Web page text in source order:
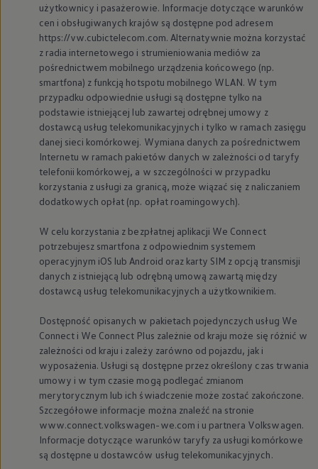
użytkownicy i pasażerowie. Informacje dotyczące warunków
cen i obsługiwanych krajów są dostępne pod adresem
https://vw.cubictelecom.com. Alternatywnie można korzystać
z radia internetowego i strumieniowania mediów za
pośrednictwem mobilnego urządzenia końcowego (np.
smartfona) z funkcją hotspotu mobilnego WLAN. W tym
przypadku odpowiednie usługi są dostępne tylko na
podstawie istniejącej lub zawartej odrębnej umowy z
dostawcą usług telekomunikacyjnych i tylko w ramach zasięgu
danej sieci komórkowej. Wymiana danych za pośrednictwem
Internetu w ramach pakietów danych w zależności od taryfy
telefonii komórkowej, a w szczególności w przypadku
korzystania z usługi za granicą, może wiązać się z naliczaniem
dodatkowych opłat (np. opłat roamingowych).
W celu korzystania z bezpłatnej aplikacji We Connect
potrzebujesz smartfona z odpowiednim systemem
operacyjnym iOS lub Android oraz karty SIM z opcją transmisji
danych z istniejącą lub odrębną umową zawartą między
dostawcą usług telekomunikacyjnych a użytkownikiem.
Dostępność opisanych w pakietach pojedynczych usług We
Connect i We Connect Plus zależnie od kraju może się różnić w
zależności od kraju i zależy zarówno od pojazdu, jak i
wyposażenia. Usługi są dostępne przez określony czas trwania
umowy i w tym czasie mogą podlegać zmianom
merytorycznym lub ich świadczenie może zostać zakończone.
Szczegółowe informacje można znaleźć na stronie
www.connect.volkswagen-we.com i u partnera Volkswagen.
Informacje dotyczące warunków taryfy za usługi komórkowe
są dostępne u dostawców usług telekomunikacyjnych.